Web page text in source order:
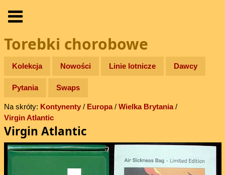
Torebki chorobowe
Kolekcja Nowości Linie lotnicze Dawcy
Pytania Swaps
Na skróty: Kontynenty/ Europa/ Wielka Brytania/
Virgin Atlantic
Virgin Atlantic